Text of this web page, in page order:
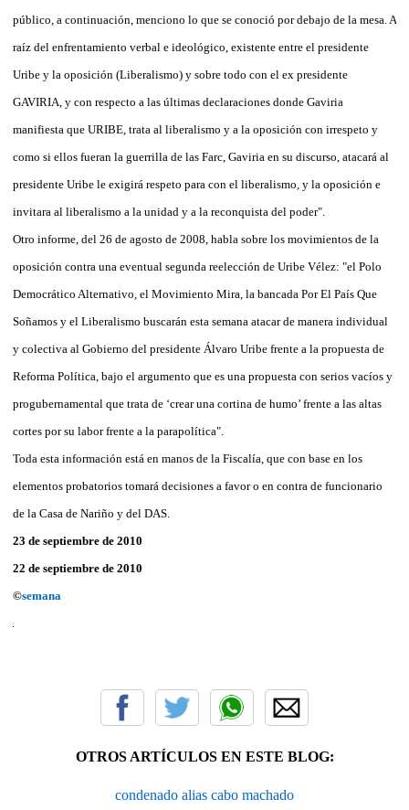
público, a continuación, menciono lo que se conoció por debajo de la mesa. A
raíz del enfrentamiento verbal e ideológico, existente entre el presidente
Uribe y la oposición (Liberalismo) y sobre todo con el ex presidente
GAVIRIA, y con respecto a las últimas declaraciones donde Gaviria
manifiesta que URIBE, trata al liberalismo y a la oposición con irrespeto y
como si ellos fueran la guerrilla de las Farc, Gaviria en su discurso, atacará al
presidente Uribe le exigirá respeto para con el liberalismo, y la oposición e
invitara al liberalismo a la unidad y a la reconquista del poder".
Otro informe, del 26 de agosto de 2008, habla sobre los movimientos de la
oposición contra una eventual segunda reelección de Uribe Vélez: "el Polo
Democrático Alternativo, el Movimiento Mira, la bancada Por El País Que
Soñamos y el Liberalismo buscarán esta semana atacar de manera individual
y colectiva al Gobierno del presidente Álvaro Uribe frente a la propuesta de
Reforma Política, bajo el argumento que es una propuesta con serios vacíos y
progubernamental que trata de ‘crear una cortina de humo’ frente a las altas
cortes por su labor frente a la parapolítica".
Toda esta información está en manos de la Fiscalía, que con base en los
elementos probatorios tomará decisiones a favor o en contra de funcionario
de la Casa de Nariño y del DAS.
23 de septiembre de 2010
22 de septiembre de 2010
©semana
OTROS ARTÍCULOS EN ESTE BLOG:
condenado alias cabo machado